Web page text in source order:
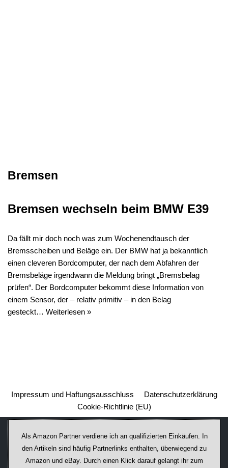
Bremsen
Bremsen wechseln beim BMW E39
Da fällt mir doch noch was zum Wochenendtausch der
Bremsscheiben und Beläge ein. Der BMW hat ja bekanntlich
einen cleveren Bordcomputer, der nach dem Abfahren der
Bremsbeläge irgendwann die Meldung bringt „Bremsbelag
prüfen“. Der Bordcomputer bekommt diese Information von
einem Sensor, der – relativ primitiv – in den Belag
gesteckt… Weiterlesen »
Impressum und Haftungsausschluss
Datenschutzerklärung
Cookie-Richtlinie (EU)
Als Amazon Partner verdiene ich an qualifizierten Einkäufen. In
den Artikeln sind häufig Partnerlinks enthalten, überwiegend zu
Amazon und eBay. Durch einen Klick darauf ge­lan­gt ihr zum